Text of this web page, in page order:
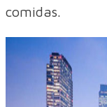
comidas.